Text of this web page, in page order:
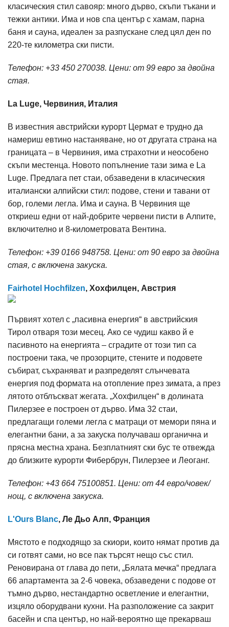
класическия стил савояр: много дърво, скъпи тъкани и
тежки антики. Има и нов спа център с хамам, парна
баня и сауна, идеален за разпускане след цял ден по
220-те километра ски писти.
Телефон: +33 450 270038. Цени: от 99 евро за двойна
стая.
La Luge, Червиния, Италия
В известния австрийски курорт Цермат е трудно да
намериш евтино настаняване, но от другата страна на
границата – в Червиния, има страхотни и неособено
скъпи местенца. Новото попълнение тази зима е La
Luge. Предлага пет стаи, обзаведени в класическия
италиански алпийски стил: подове, стени и тавани от
бор, големи легла. Има и сауна. В Червиния ще
откриеш едни от най-добрите червени писти в Алпите,
включително и 8-километровата Вентина.
Телефон: +39 0166 948758. Цени: от 90 евро за двойна
стая, с включена закуска.
Fairhotel Hochfilzen, Хохфилцен, Австрия
Първият хотел с „пасивна енергия“ в австрийския
Тирол отваря този месец. Ако се чудиш какво й е
пасивното на енергията – сградите от този тип са
построени така, че прозорците, стените и подовете
събират, съхраняват и разпределят слънчевата
енергия под формата на отопление през зимата, а през
лятото отблъскват жегата. „Хохфилцен“ в долината
Пилерзее е построен от дърво. Има 32 стаи,
предлагащи големи легла с матраци от мемори пяна и
елегантни бани, а за закуска получаваш органична и
прясна местна храна. Безплатният ски бус те отвежда
до близките курорти Фибербрун, Пилерзее и Леоганг.
Телефон: +43 664 75100851. Цени: от 44 евро/човек/
нощ, с включена закуска.
L'Ours Blanc, Ле Дьо Алп, Франция
Мястото е подходящо за скиори, които нямат против да
си готвят сами, но все пак търсят нещо със стил.
Реновирана от глава до пети, „Бялата мечка“ предлага
66 апартамента за 2-6 човека, обзаведени с подове от
тъмно дърво, нестандартно осветление и елегантни,
изцяло оборудвани кухни. На разположение са закрит
басейн и спа център, но най-вероятно ще прекарваш